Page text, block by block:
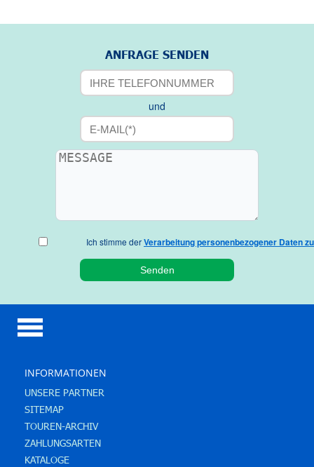
ANFRAGE SENDEN
und
Ich stimme derVerarbeitung personenbezogener Daten zu
INFORMATIONEN
UNSERE PARTNER
SITEMAP
TOUREN-ARCHIV
ZAHLUNGSARTEN
KATALOGE